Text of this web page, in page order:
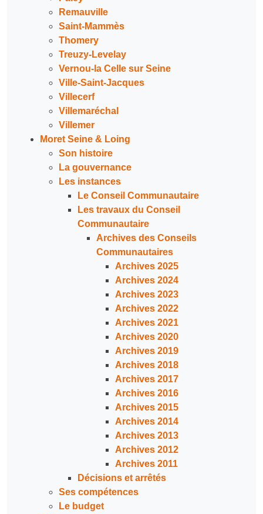
Remauville
Saint-Mammès
Thomery
Treuzy-Levelay
Vernou-la Celle sur Seine
Ville-Saint-Jacques
Villecerf
Villemaréchal
Villemer
Moret Seine & Loing
Son histoire
La gouvernance
Les instances
Le Conseil Communautaire
Les travaux du Conseil
Communautaire
Archives des Conseils
Communautaires
Archives 2025
Archives 2024
Archives 2023
Archives 2022
Archives 2021
Archives 2020
Archives 2019
Archives 2018
Archives 2017
Archives 2016
Archives 2015
Archives 2014
Archives 2013
Archives 2012
Archives 2011
Décisions et arrêtés
Ses compétences
Le budget